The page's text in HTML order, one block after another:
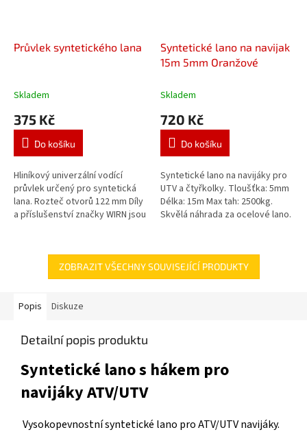
Průvlek syntetického lana
Skladem
375 Kč
Do košíku
Hliníkový univerzální vodící
průvlek určený pro syntetická
lana. Rozteč otvorů 122 mm Díly
a příslušenství značky WIRN jsou
Syntetické lano na navijak
15m 5mm Oranžové
Skladem
720 Kč
Do košíku
Syntetické lano na navijáky pro
UTV a čtyřkolky. Tloušťka: 5mm
Délka: 15m Max tah: 2500kg.
Skvělá náhrada za ocelové lano.
ZOBRAZIT VŠECHNY SOUVISEJÍCÍ PRODUKTY
Popis Diskuze
Detailní popis produktu
Syntetické lano s hákem pro
navijáky ATV/UTV
Vysokopevnostní syntetické lano pro ATV/UTV navijáky.